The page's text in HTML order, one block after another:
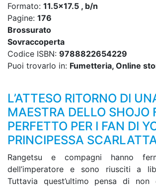
Formato: 11.5x17.5 , b/n
Pagine: 176
Brossurato
Sovraccoperta
Codice ISBN: 9788822654229
Puoi trovarlo in: Fumetteria, Online
L’ATTESO RITORNO DI
MAESTRA DELLO SHOJO
PERFETTO PER I FAN DI
PRINCIPESSA
Rangetsu e compagni hanno
dell’imperatore e sono riusciti a
Tuttavia quest’ultimo pensa di non